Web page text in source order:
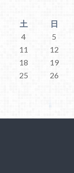
土
日
4
5
11
12
18
19
25
26